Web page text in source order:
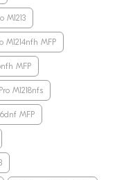
M1213
M1214nfh MFP
MFP
M1218nfs
MFP